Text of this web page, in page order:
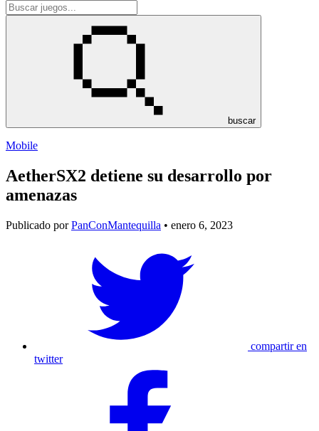
buscar
Mobile
AetherSX2 detiene su desarrollo por
amenazas
Publicado porPanConMantequilla • enero 6, 2023
compartir en
twitter